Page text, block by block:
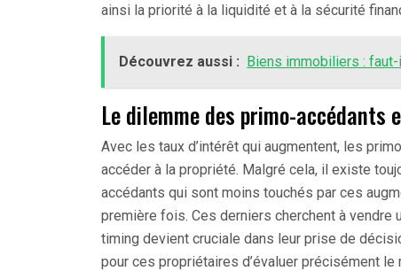
ainsi la priorité à la liquidité et à la sécurité
Découvrez aussi : Biens immobiliers :
Le dilemme des primo-accédants
Avec les taux d’intérêt qui augmentent, les
accéder à la propriété. Malgré cela, il existe
accédants qui sont moins touchés par ces
première fois. Ces derniers cherchent à vendre
timing devient cruciale dans leur prise de
pour ces propriétaires d’évaluer précisément